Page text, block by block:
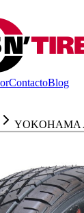
ContactoBlog
YOKOHAMA